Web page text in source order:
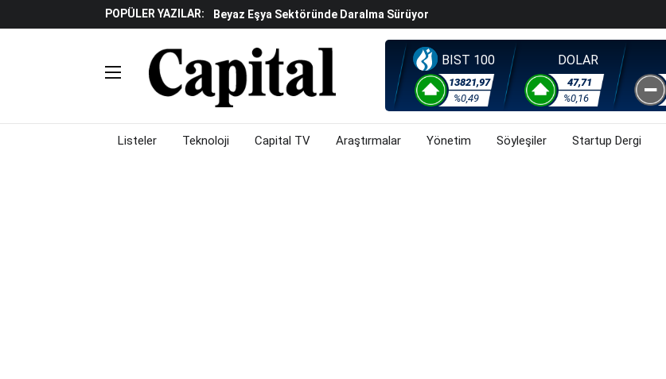
POPÜLER YAZILAR:
Beyaz Eşya Sektöründe Daralma Sürüyor
Döviz Ve Altın Güne Nasıl Başladı? (31 Temmuz 2026)
Küresel Piyasalarda Teknoloji Rallisi Risk Iştahını Artırdı
Piyasalarda Gün Ortası: Borsa, Döviz Ve Altında Son Durum Ne? (31 Temmuz 2026)
BIST 100
13821,97
%0,49
DOLAR
47,71
%0,16
Listeler Teknoloji Capital TV Araştırmalar Yönetim Söyleşiler Startup Dergi